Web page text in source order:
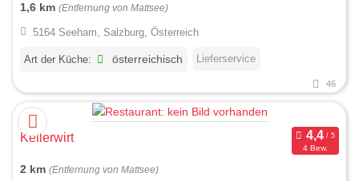
1,6 km (Entfernung von Mattsee)
5164 Seeham, Salzburg, Österreich
Art der Küche: österreichisch Lieferservice
46
Kellerwirt
4 Bew.
2 km (Entfernung von Mattsee)